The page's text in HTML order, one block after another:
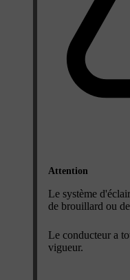
Attention
Le système
de brouillard ou
Le conducteur a
vigueur.